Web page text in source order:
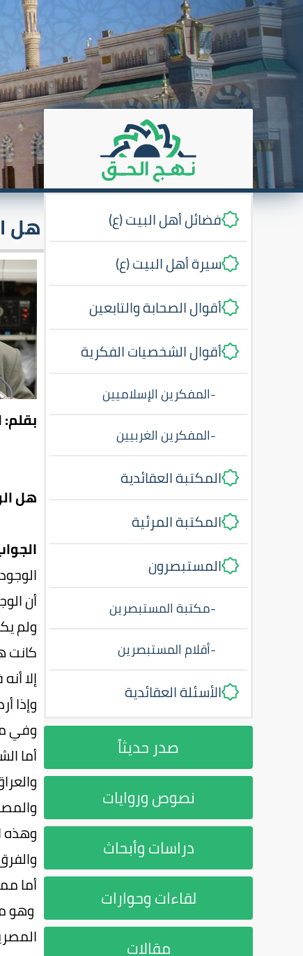
فضائل أهل البيت (ع)
سيرة أهل البيت (ع)
أقوال الصحابة والتابعين
أقوال الشخصيات الفكرية
-المفكرين الإسلاميين
-المفكرين الغربيين
المكتبة العقائدية
المكتبة المرئية
المستبصرون
-مكتبة المستبصرين
-أقلام المستبصرين
الأسئلة العقائدية
صدر حديثاً
نصوص وروايات
دراسات وأبحاث
لقاءات وحوارات
مقالات
هل
بقلم:
هل
أن
ولم
كانت
إلا
وإذا
وفي
أما
وهذه
أما
وهو